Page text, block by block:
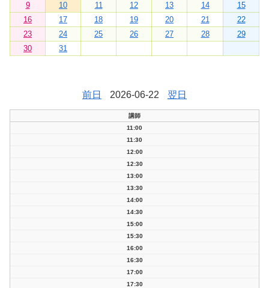
9
10 11 12 13 14
15
16
17 18 19 20 21
22
23
24 25 26 27 28
29
30
31
前日 2026-06-22 翌日
講師
11:00
11:30
12:00
12:30
13:00
13:30
14:00
14:30
15:00
15:30
16:00
16:30
17:00
17:30